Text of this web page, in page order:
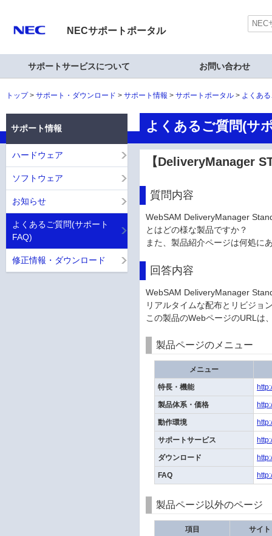
NECサポートポータル
サポートサービスについて お問い合わせ
トップ サポート・ダウンロード サポート情報 サポートポータル よくあ
よくあるご質問(サ
【DeliveryManager
質問内容
WebSAM DeliveryManager
とはどの様な製品ですか？
また、製品紹介ページは何処に
回答内容
WebSAM DeliveryManager
リアルタイムな配布とリビジョ
この製品のWebページのURLは
製品ページのメニュー
メニュー
特長・機能
製品体系・価格
動作環境
サポートサービス
ダウンロード
FAQ
製品ページ以外のページ
項目 サイト
サポート情報
ハードウェア
ソフトウェア
お知らせ
よくあるご質問(サポート
FAQ)
修正情報・ダウンロード